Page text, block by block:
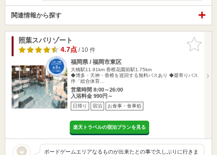
関連情報から探す
お気に入
りに追加
照葉スパリゾート
4.7点/ 10 件
福岡県 / 福岡市東区
大橋駅11.91km 香椎花園前駅1.75km
◆博多・天神・香椎を巡回する無料バスあり ◆最寄りバス
停「総合体育…
営業時間 8:00～26:00
入浴料金 990円～
日帰り 宿泊 お食事・食事処
楽天トラベルの宿泊プランを見る
ボードゲームエリアなるものが出来たとの事で久しぶりに行きま